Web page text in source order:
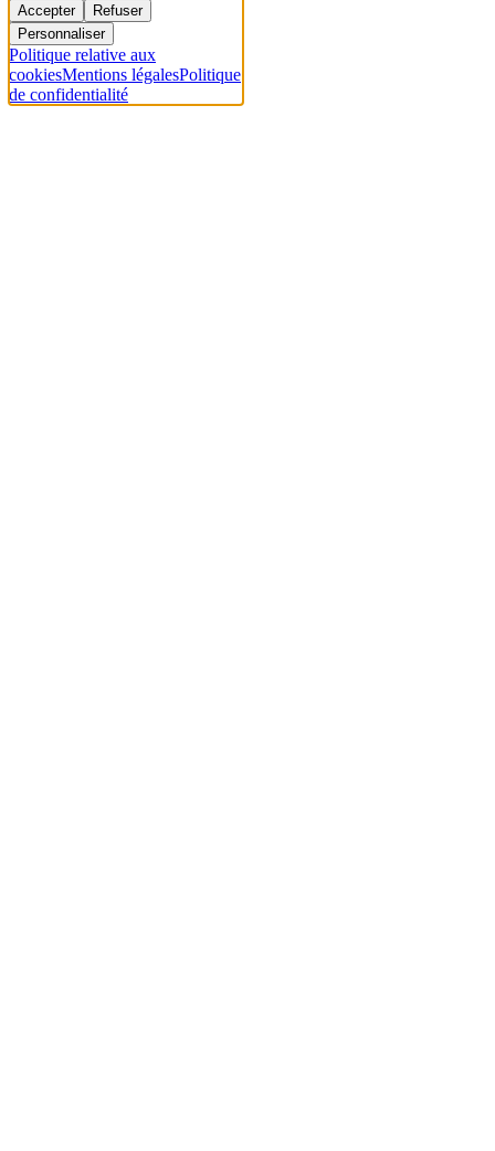
Accepter
Refuser
Personnaliser
Politique relative aux
cookiesMentions légalesPolitique
de confidentialité